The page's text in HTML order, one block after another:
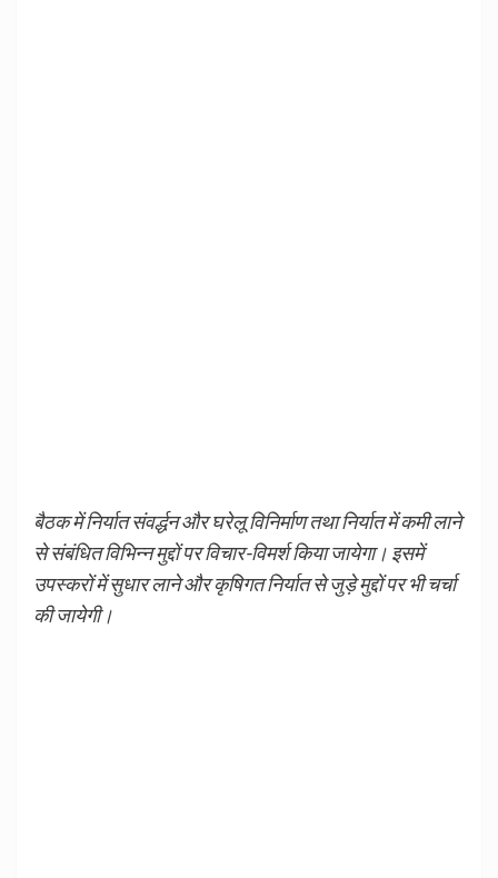
बैठक में निर्यात संवर्द्धन और घरेलू विनिर्माण तथा निर्यात में कमी लाने
से संबंधित विभिन्न मुद्दों पर विचार-विमर्श किया जायेगा। इसमें
उपस्करों में सुधार लाने और कृषिगत निर्यात से जुड़े मुद्दों पर भी चर्चा
की जायेगी।